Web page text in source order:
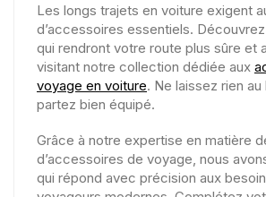
Les longs trajets en voiture exigent
d’accessoires essentiels.
qui rendront votre route plus sûre et
visitant notre collection dédiée aux
voyage en voiture. Ne laissez rien
partez bien équipé.
Grâce à notre expertise en matière
d’accessoires de voyage, nous
qui répond avec précision aux